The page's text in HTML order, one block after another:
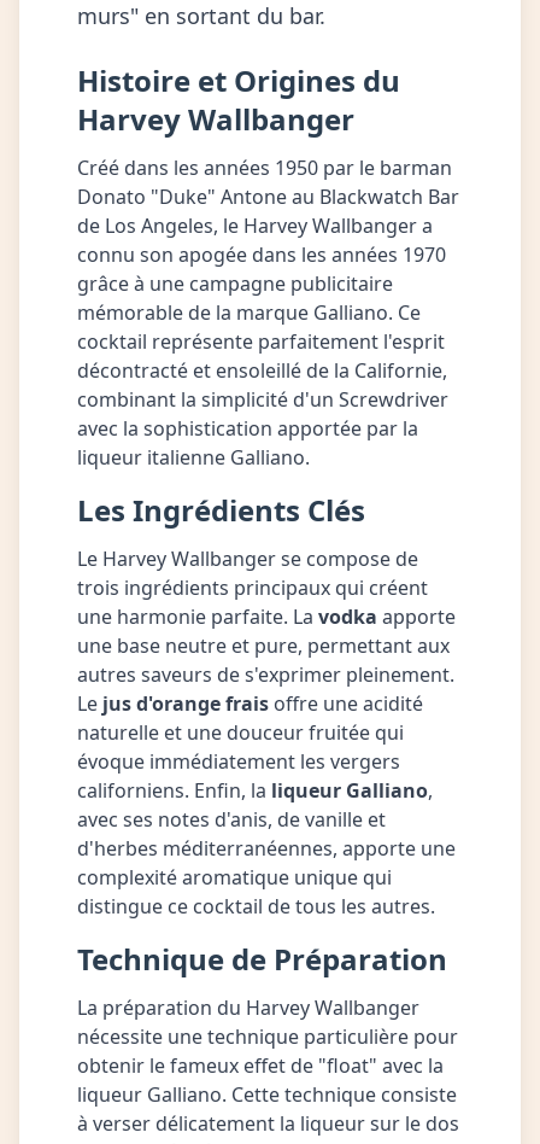
murs" en sortant du bar.
Histoire et Origines du
Harvey Wallbanger
Créé dans les années 1950 par le barman
Donato "Duke" Antone au Blackwatch Bar
de Los Angeles, le Harvey Wallbanger a
connu son apogée dans les années 1970
grâce à une campagne publicitaire
mémorable de la marque Galliano. Ce
cocktail représente parfaitement l'esprit
décontracté et ensoleillé de la Californie,
combinant la simplicité d'un Screwdriver
avec la sophistication apportée par la
liqueur italienne Galliano.
Les Ingrédients Clés
Le Harvey Wallbanger se compose de
trois ingrédients principaux qui créent
une harmonie parfaite. La vodka apporte
une base neutre et pure, permettant aux
autres saveurs de s'exprimer pleinement.
Le jus d'orange frais offre une acidité
naturelle et une douceur fruitée qui
évoque immédiatement les vergers
californiens. Enfin, la liqueur Galliano,
avec ses notes d'anis, de vanille et
d'herbes méditerranéennes, apporte une
complexité aromatique unique qui
distingue ce cocktail de tous les autres.
Technique de Préparation
La préparation du Harvey Wallbanger
nécessite une technique particulière pour
obtenir le fameux effet de "float" avec la
liqueur Galliano. Cette technique consiste
à verser délicatement la liqueur sur le dos